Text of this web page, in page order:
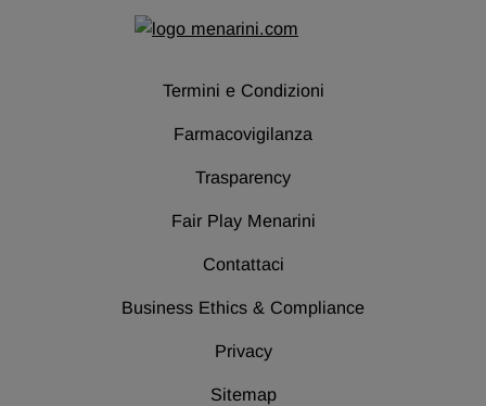
Termini e Condizioni
Farmacovigilanza
Trasparency
Fair Play Menarini
Contattaci
Business Ethics & Compliance
Privacy
Sitemap